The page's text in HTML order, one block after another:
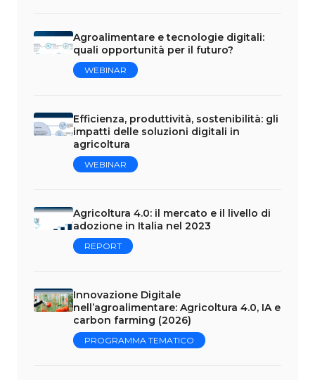
Agroalimentare e tecnologie digitali:
quali opportunità per il futuro?
WEBINAR
Efficienza, produttività, sostenibilità: gli
impatti delle soluzioni digitali in
agricoltura
WEBINAR
Agricoltura 4.0: il mercato e il livello di
adozione in Italia nel 2023
REPORT
Innovazione Digitale
nell’agroalimentare: Agricoltura 4.0, IA e
carbon farming (2026)
PROGRAMMA TEMATICO